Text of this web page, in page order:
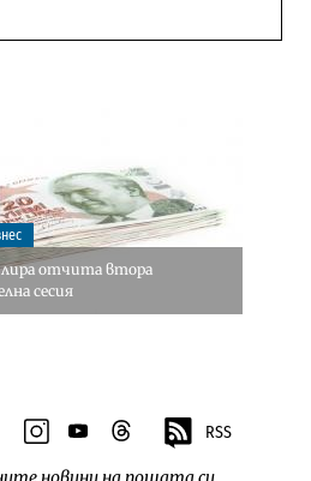
отчита втора
сесия
instagram
youtubethreads RSS